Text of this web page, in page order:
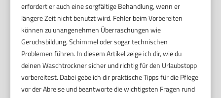
erfordert er auch eine sorgfältige Behandlung, wenn er
längere Zeit nicht benutzt wird. Fehler beim Vorbereiten
können zu unangenehmen Überraschungen wie
Geruchsbildung, Schimmel oder sogar technischen
Problemen führen. In diesem Artikel zeige ich dir, wie du
deinen Waschtrockner sicher und richtig für den Urlaubstopp
vorbereitest. Dabei gebe ich dir praktische Tipps für die Pflege
vor der Abreise und beantworte die wichtigsten Fragen rund